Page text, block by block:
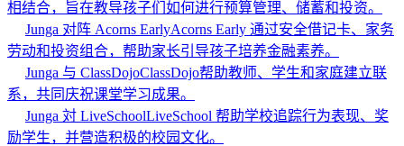
相结合，旨在教导孩子们如何进行预算管理、储蓄和投资。
Junga 对阵 Acorns EarlyAcorns Early 通过安全借记卡、家务
劳动和投资组合，帮助家长引导孩子培养金融素养。
Junga 与 ClassDojoClassDojo帮助教师、学生和家庭建立联
系，共同庆祝课堂学习成果。
Junga 対 LiveSchoolLiveSchool 帮助学校追踪行为表现、奖
励学生，并营造积极的校园文化。